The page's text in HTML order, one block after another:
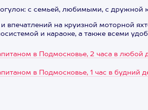
с семьей, любимыми, с дружной
впечатлений на круизной моторной
и караоке, а также всеми
в Подмосковье, 2 часа в любой
в Подмосковье, 1 час в будний